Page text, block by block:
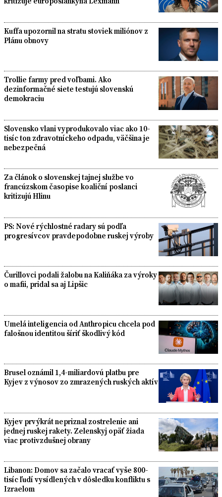
Kuffa upozornil na stratu stoviek miliónov z
Plánu obnovy
Trollie farmy pred voľbami. Ako
dezinformačné siete testujú slovenskú
demokraciu
Slovensko vlani vyprodukovalo viac ako 10-
tisíc ton zdravotníckeho odpadu, väčšina je
nebezpečná
Za článok o slovenskej tajnej službe vo
francúzskom časopise koaliční poslanci
kritizujú Hlinu
PS: Nové rýchlostné radary sú podľa
progresívcov pravdepodobne ruskej výroby
Čurillovci podali žalobu na Kaliňáka za výroky
o mafii, pridal sa aj Lipšic
Umelá inteligencia od Anthropicu chcela pod
falošnou identitou šíriť škodlivý kód
Brusel oznámil 1,4-miliardovú platbu pre
Kyjev z výnosov zo zmrazených ruských aktív
Kyjev prvýkrát nepriznal zostrelenie ani
jednej ruskej rakety. Zelenskyj opäť žiada
viac protivzdušnej obrany
Libanon: Domov sa začalo vracať vyše 800-
tisíc ľudí vysídlených v dôsledku konfliktu s
Izraelom